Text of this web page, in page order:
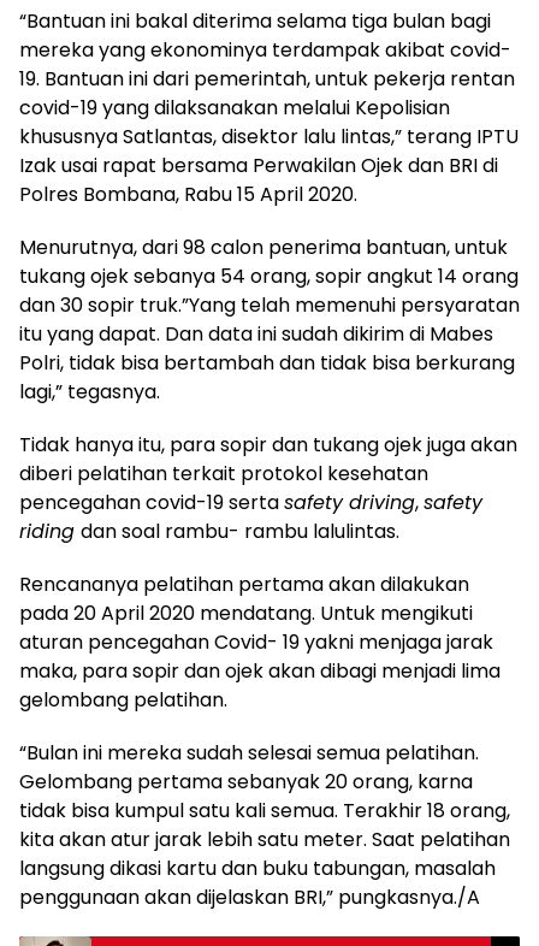
“Bantuan ini bakal diterima selama tiga bulan bagi
mereka yang ekonominya terdampak akibat covid-
19. Bantuan ini dari pemerintah, untuk pekerja rentan
covid-19 yang dilaksanakan melalui Kepolisian
khususnya Satlantas, disektor lalu lintas,” terang IPTU
Izak usai rapat bersama Perwakilan Ojek dan BRI di
Polres Bombana, Rabu 15 April 2020.
Menurutnya, dari 98 calon penerima bantuan, untuk
tukang ojek sebanya 54 orang, sopir angkut 14 orang
dan 30 sopir truk.”Yang telah memenuhi persyaratan
itu yang dapat. Dan data ini sudah dikirim di Mabes
Polri, tidak bisa bertambah dan tidak bisa berkurang
lagi,” tegasnya.
Tidak hanya itu, para sopir dan tukang ojek juga akan
diberi pelatihan terkait protokol kesehatan
pencegahan covid-19 sertasafety driving,safety
riding dan soal rambu- rambu lalulintas.
Rencananya pelatihan pertama akan dilakukan
pada 20 April 2020 mendatang. Untuk mengikuti
aturan pencegahan Covid- 19 yakni menjaga jarak
maka, para sopir dan ojek akan dibagi menjadi lima
gelombang pelatihan.
“Bulan ini mereka sudah selesai semua pelatihan.
Gelombang pertama sebanyak 20 orang, karna
tidak bisa kumpul satu kali semua. Terakhir 18 orang,
kita akan atur jarak lebih satu meter. Saat pelatihan
langsung dikasi kartu dan buku tabungan, masalah
penggunaan akan dijelaskan BRI,” pungkasnya./A